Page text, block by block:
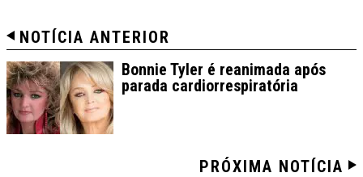
NOTÍCIA ANTERIOR
Bonnie Tyler é reanimada após
parada cardiorrespiratória
PRÓXIMA NOTÍCIA